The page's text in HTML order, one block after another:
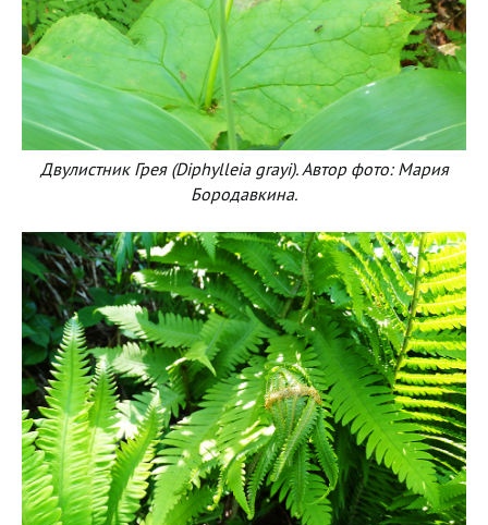
Двулистник Грея (Diphylleia grayi). Автор фото: Мария
Бородавкина.